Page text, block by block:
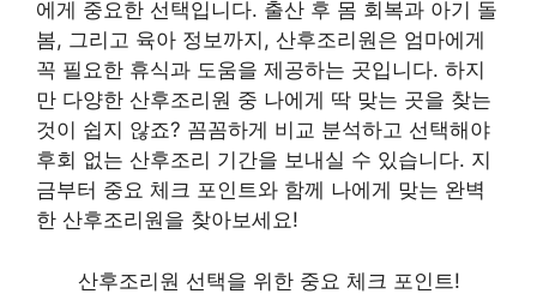
에게 중요한 선택입니다. 출산 후 몸 회복과 아기 돌
봄, 그리고 육아 정보까지, 산후조리원은 엄마에게
꼭 필요한 휴식과 도움을 제공하는 곳입니다. 하지
만 다양한 산후조리원 중 나에게 딱 맞는 곳을 찾는
것이 쉽지 않죠? 꼼꼼하게 비교 분석하고 선택해야
후회 없는 산후조리 기간을 보내실 수 있습니다. 지
금부터 중요 체크 포인트와 함께 나에게 맞는 완벽
한 산후조리원을 찾아보세요!
산후조리원 선택을 위한 중요 체크 포인트!